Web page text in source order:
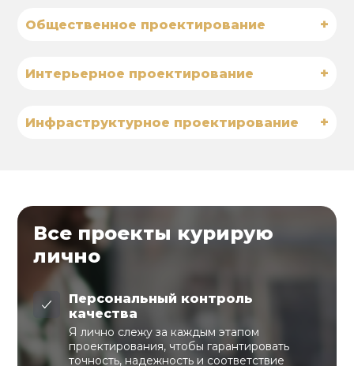
Общественное проектирование +
Интерьерное проектирование +
Инфраструктурное проектирование +
Все проекты курирую
лично
Персональный контроль
качества
Я лично слежу за каждым этапом
проектирования, чтобы гарантировать
точность, надежность и соответствие